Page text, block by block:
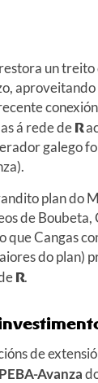
un treito
aproveitando
á rede deR
galego
plan do
de
que Cangas
do plan)
R.
de
Avanza